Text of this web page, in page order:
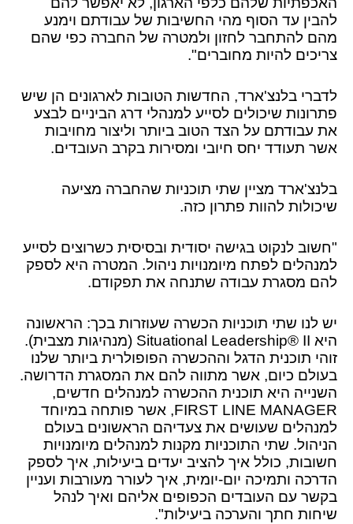
להבין עד הסוף מהי החשיבות של עבודתם וימנע
מהם להתחבר לחזון ולמטרה של החברה כפי שהם
צריכים להיות מחוברים".
לדברי בלנצ'ארד, החדשות הטובות לארגונים הן שיש
פתרונות שיכולים לסייע למנהלי דרג הביניים לבצע
את עבודתם על הצד הטוב ביותר וליצור מחויבות
אשר תעודד יחס חיובי ומסירות בקרב העובדים.
בלנצ'ארד מציין שתי תוכניות שהחברה מציעה
שיכולות להוות פתרון כזה.
"חשוב לנקוט בגישה יסודית ובסיסית כשרוצים לסייע
למנהלים לפתח מיומנויות ניהול. המטרה היא לספק
להם מסגרת עבודה שתנחה את תפקודם.
יש לנו שתי תוכניות הכשרה שעוזרות בכך: הראשונה
היא Situational Leadership® II (מנהיגות מצבית).
זוהי תוכנית הדגל וההכשרה הפופולרית ביותר שלנו
בעולם כיום, אשר מתווה להם את המסגרת הדרושה.
השנייה היא תוכנית ההכשרה למנהלים חדשים,
FIRST LINE MANAGER, אשר פותחה במיוחד
למנהלים שעושים את צעדיהם הראשונים בעולם
הניהול. שתי התוכניות מקנות למנהלים מיומנויות
חשובות, כולל איך להציב יעדים ביעילות, איך לספק
הדרכה ותמיכה יום-יומית, איך לעורר מעורבות ועניין
בקשר עם העובדים הכפופים אליהם ואיך לנהל
שיחות חתך והערכה ביעילות".